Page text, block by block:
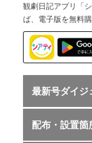
観劇日記アプリ「
ば、電子版を無料購
最新号ダイジ
配布・設置箇